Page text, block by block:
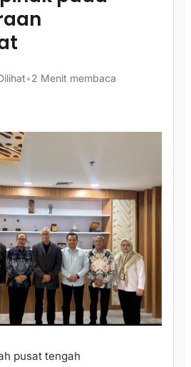
•2 Menit membaca
pusat tengah